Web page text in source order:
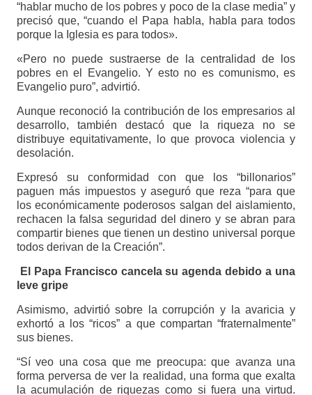
“hablar mucho de los pobres y poco de la clase media” y
precisó que, “cuando el Papa habla, habla para todos
porque la Iglesia es para todos».
«Pero no puede sustraerse de la centralidad de los
pobres en el Evangelio. Y esto no es comunismo, es
Evangelio puro”, advirtió.
Aunque reconoció la contribución de los empresarios al
desarrollo, también destacó que la riqueza no se
distribuye equitativamente, lo que provoca violencia y
desolación.
Expresó su conformidad con que los “billonarios”
paguen más impuestos y aseguró que reza “para que
los económicamente poderosos salgan del aislamiento,
rechacen la falsa seguridad del dinero y se abran para
compartir bienes que tienen un destino universal porque
todos derivan de la Creación”.
El Papa Francisco cancela su agenda debido a una
leve gripe
Asimismo, advirtió sobre la corrupción y la avaricia y
exhortó a los “ricos” a que compartan “fraternalmente”
sus bienes.
“Sí veo una cosa que me preocupa: que avanza una
forma perversa de ver la realidad, una forma que exalta
la acumulación de riquezas como si fuera una virtud.